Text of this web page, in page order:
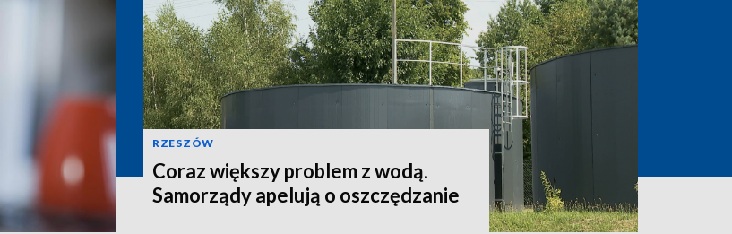
RZESZÓW
Coraz większy problem z wodą.
Samorządy apelują o oszczędzanie